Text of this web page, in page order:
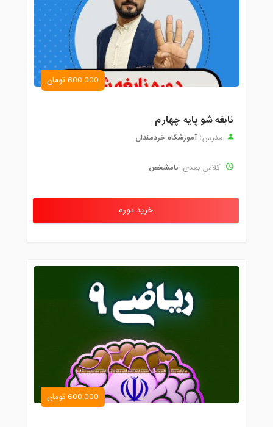
600,000 تومان
نابغه شو پایه چهارم
مدرس: آموزشگاه خردمندان
کلاس بعدی: نامشخص
خرید دوره
600,000 تومان